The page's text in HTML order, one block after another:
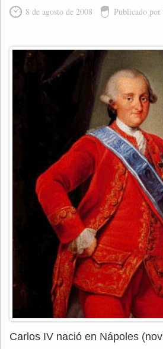
8 de agosto de 2008 Publicado
Carlos IV nació en Nápoles